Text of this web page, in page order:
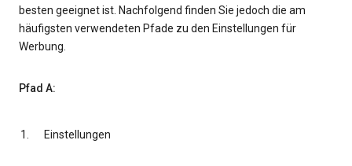
besten geeignet ist. Nachfolgend finden Sie jedoch die am
häufigsten verwendeten Pfade zu den Einstellungen für
Werbung.
Pfad A:
Einstellungen